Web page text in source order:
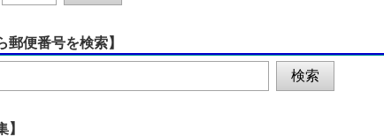
郵便番号を検索】
】